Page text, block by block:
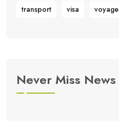
transport visa voyage
Never Miss News